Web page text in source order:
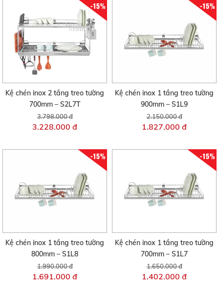
-15%
Kệ chén inox 2 tầng treo tường
700mm – S2L7T
3.798.000 đ
3.228.000 đ
-15%
Kệ chén inox 1 tầng treo tường
900mm – S1L9
2.150.000 đ
1.827.000 đ
-15%
Kệ chén inox 1 tầng treo tường
800mm – S1L8
1.990.000 đ
1.691.000 đ
-15%
Kệ chén inox 1 tầng treo tường
700mm – S1L7
1.650.000 đ
1.402.000 đ